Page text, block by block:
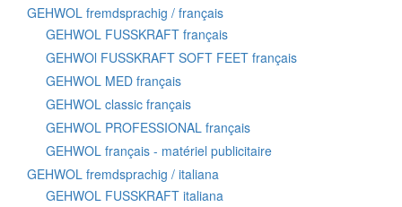
GEHWOL fremdsprachig / français
GEHWOL FUSSKRAFT français
GEHWOl FUSSKRAFT SOFT FEET français
GEHWOL MED français
GEHWOL classic français
GEHWOL PROFESSIONAL français
GEHWOL français - matériel publicitaire
GEHWOL fremdsprachig / italiana
GEHWOL FUSSKRAFT italiana